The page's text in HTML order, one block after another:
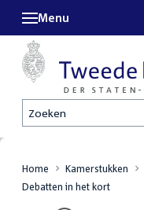
Zoeken
Menu
Home Kamerstukken
Debatten in het kort